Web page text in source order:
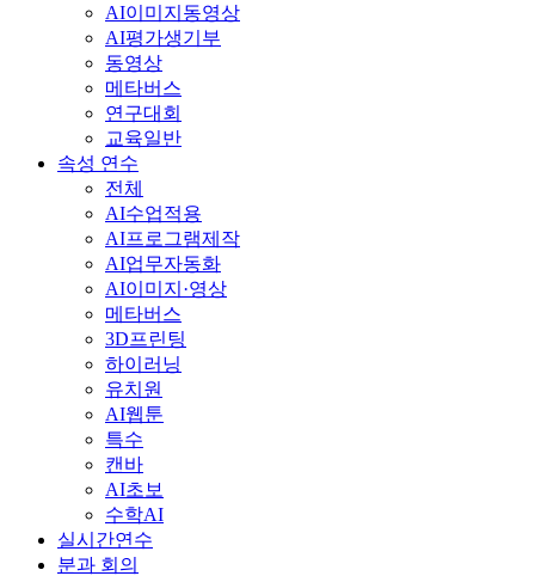
AI이미지동영상
AI평가생기부
동영상
메타버스
연구대회
교육일반
속성 연수
전체
AI수업적용
AI프로그램제작
AI업무자동화
AI이미지·영상
메타버스
3D프린팅
하이러닝
유치원
AI웹툰
특수
캔바
AI초보
수학AI
실시간연수
분과 회의